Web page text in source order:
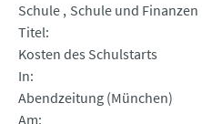
Schule Schule und Finanzen
Titel
Kosten des Schulstarts
In
Abendzeitung (München)
Am